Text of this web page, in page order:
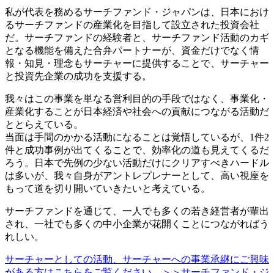
私が代表を務めるサーチファンド・ジャパンは、日本におけ
るサーチファンドの産業化を目指して設立された投資会社
だ。サーチファンドの経験者と、サーチファンド活動のカギ
となる機能を備えた合弁パートナーが、資金だけでなく情
報・知見・理念もサーチャーに提供することで、サーチャー
と投資先企業の成功を支援する。
我々はこの事業を単なる営利目的の手段ではなく、事業化・
産業化することが日本経済や社会への貢献につながる活動だ
ととらえている。
当面は手間のかかる活動になることは覚悟しているが、1件2
件と成功事例が出てくることで、効率化の道も見えてくるだ
ろう。日本で先例の少ない活動だけにクリアすべきハードル
は多いが、我々自身がアントレプレナーとして、高い視座を
もって道を切り開いていきたいと考えている。
サーチファンドを通じて、一人でも多くの若き経営者が輩出
され、一社でも多くの中小企業が花開くことにつながればう
れしい。
サーチャーとしての活動、サーチャーへの事業承継にご興味